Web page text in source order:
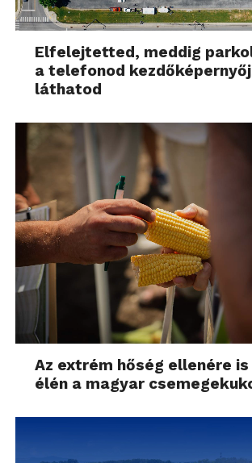
Elfelejtetted, meddig
a telefonod
láthatod
Az extrém hőség ellenére is
élén a magyar